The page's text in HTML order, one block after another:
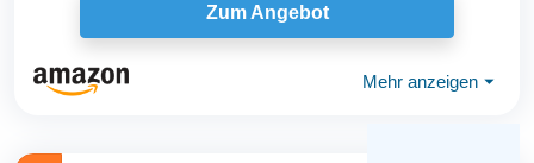
Zum Angebot
Mehr anzeigen ⏷